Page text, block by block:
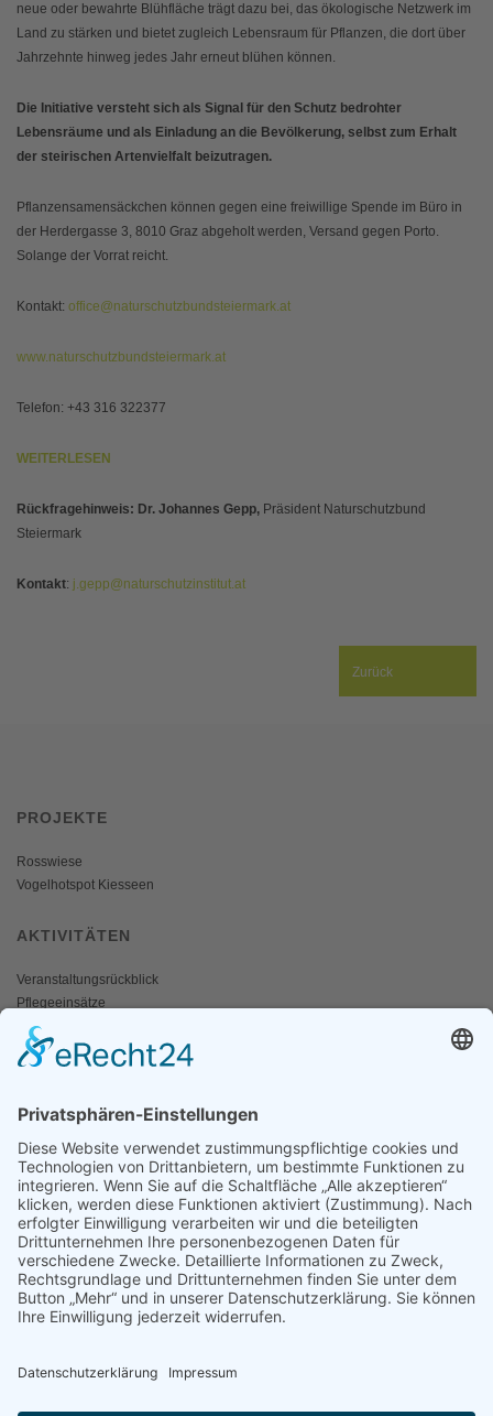
neue oder bewahrte Blühfläche trägt dazu bei, das ökologische Netzwerk im
Land zu stärken und bietet zugleich Lebensraum für Pflanzen, die dort über
Jahrzehnte hinweg jedes Jahr erneut blühen können.
Die Initiative versteht sich als Signal für den Schutz bedrohter
Lebensräume und als Einladung an die Bevölkerung, selbst zum Erhalt
der steirischen Artenvielfalt beizutragen.
Pflanzensamensäckchen können gegen eine freiwillige Spende im Büro in
der Herdergasse 3, 8010 Graz abgeholt werden, Versand gegen Porto.
Solange der Vorrat reicht.
Kontakt: office@naturschutzbundsteiermark.at
www.naturschutzbundsteiermark.at
Telefon: +43 316 322377
WEITERLESEN
Rückfragehinweis: Dr. Johannes Gepp, Präsident Naturschutzbund
Steiermark
Kontakt: j.gepp@naturschutzinstitut.at
Zurück
PROJEKTE
Rosswiese
Vogelhotspot Kiesseen
AKTIVITÄTEN
Veranstaltungsrückblick
Pflegeeinsätze
AKTIV WERDEN
Mitgliedschaft
Spenden
SERVICE
Shop
Naturschutzbrief
News
Presse